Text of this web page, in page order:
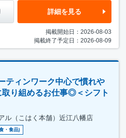
詳細を見る
掲載開始日：2026-08-03
掲載終了予定日：2026-08-09
ティンワーク中心で慣れや
り組めるお仕事◎＜シフト
ル（こはく本舗）近江八幡店
・食品)